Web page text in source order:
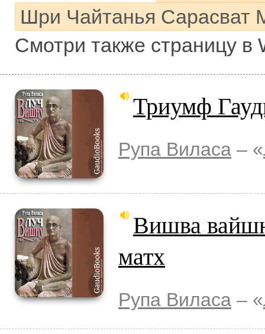
Шри Чайтанья Сарасват
Смотри также страницу в
Триумф
Рупа Виласа – «
Вишва
матх
Рупа Виласа – «